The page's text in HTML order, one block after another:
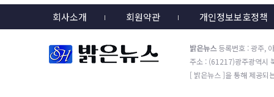
회사소개 회원약관 개인정보보호정책
밝은뉴스 등록번호 : 광주,
주소 : (61217)광주광역시
[ 밝은뉴스 ]을 통해 제공되